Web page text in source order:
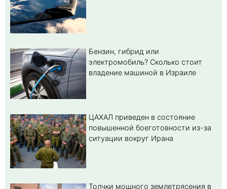
Бензин, гибрид или
электромобиль? Cколько стоит
владение машиной в Израиле
ЦАХАЛ приведен в состояние
повышенной боеготовности из-за
ситуации вокруг Ирана
Толчки мощного землетрясения в